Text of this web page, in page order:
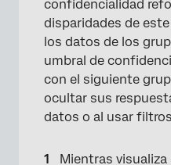
confidencialidad
disparidades de
los datos de los
umbral de
con el siguiente
ocultar sus
datos o al usar
Mientras visualiza